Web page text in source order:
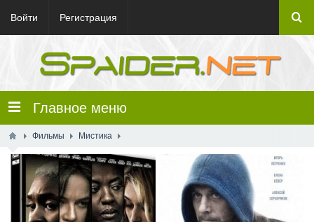
Войти Регистрация
Главное меню
Фильмы Мистика